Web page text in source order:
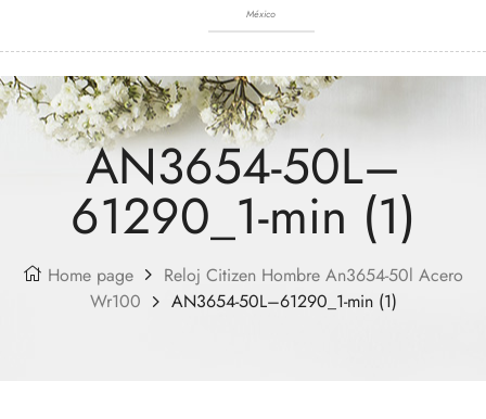
México
AN3654-50L–
61290_1-min (1)
Home page
Reloj Citizen Hombre An3654-50l Acero
Wr100
AN3654-50L–61290_1-min (1)